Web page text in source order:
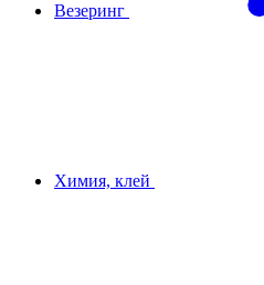
Везеринг
Химия, клей